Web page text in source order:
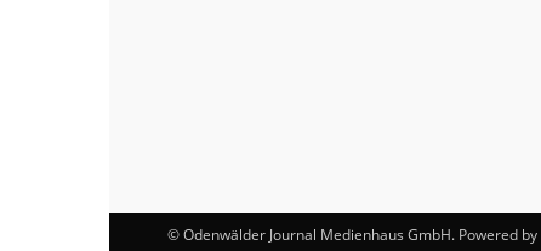
© Odenwälder Journal Medienhaus GmbH. Powered by